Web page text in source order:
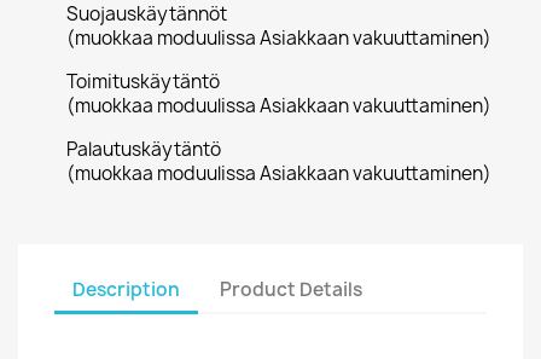
Suojauskäytännöt
(muokkaa moduulissa Asiakkaan vakuuttaminen)
Toimituskäytäntö
(muokkaa moduulissa Asiakkaan vakuuttaminen)
Palautuskäytäntö
(muokkaa moduulissa Asiakkaan vakuuttaminen)
Description Product Details